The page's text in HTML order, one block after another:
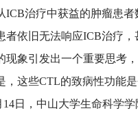
ICB治疗中获益的肿瘤患
者依旧无法响应ICB治疗
现象引发出一个重要思考
，这些CTL的致病性功能
日，中山大学生命科学学